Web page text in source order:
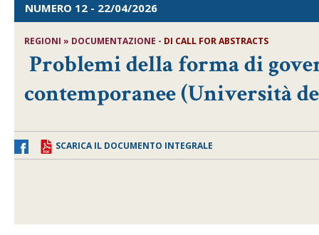
NUMERO 12 - 22/04/2026
REGIONI » DOCUMENTAZIONE - DI CALL FOR ABSTRACTS
Problemi della forma di
contemporanee (Università
SCARICA IL DOCUMENTO INTEGRALE